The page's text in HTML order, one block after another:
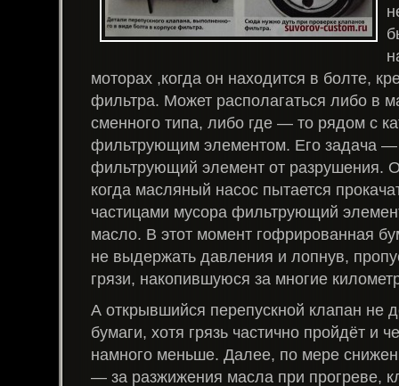
моторах ,когда он находится в болте,
фильтра. Может располагаться либо в
сменного типа, либо где — то рядом с
фильтрующим элементом. Его задача —
фильтрующий элемент от разрушения.
когда масляный насос пытается
частицами мусора фильтрующий
масло. В этот момент гофрированная
не выдержать давления и лопнув,
грязи, накопившуюся за многие
А открывшийся перепускной клапан не
бумаги, хотя грязь частично пройдёт и
намного меньше. Далее, по мере
— за разжижения масла при прогреве,